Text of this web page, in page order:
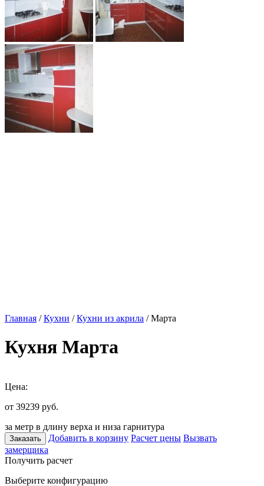
Главная /Кухни /Кухни из акрила / Марта
Кухня Марта
Цена:
от 39239 руб.
за метр в длину верха и низа гарнитура
Заказать Добавить в корзину Расчет цены Вызвать
замерщика
Получить расчет
Выберите конфигурацию